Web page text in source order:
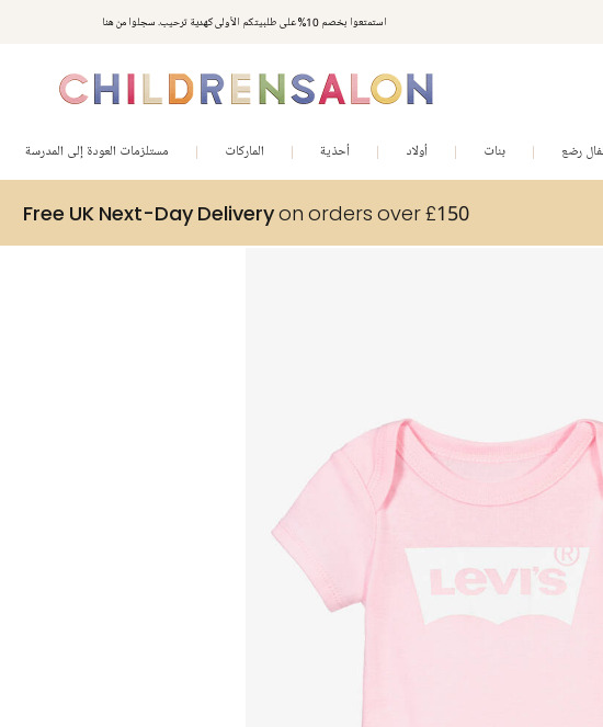
استمتعوا بخصم 10% على طلبيتكم الأولى كهدية ترحيب. سجلوا من هنا
رضع بنات أولاد أحذية الماركات مستلزمات العودة إلى المدرسة
Free UK Next-Day Deliveryon orders over £150